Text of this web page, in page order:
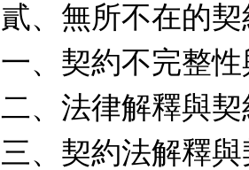
貳、無所不在的
一、契約不完整
二、法律解釋與
三、契約法解釋